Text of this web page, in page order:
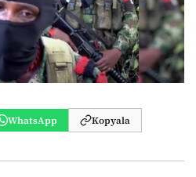
WhatsApp Kopyala